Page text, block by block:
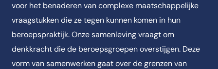
voor het benaderen van complexe maatschappelijke
vraagstukken die ze tegen kunnen komen in hun
beroepspraktijk. Onze samenleving vraagt om
denkkracht die de beroepsgroepen overstijgen. Deze
vorm van samenwerken gaat over de grenzen van